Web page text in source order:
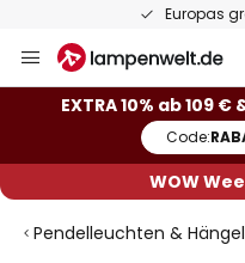
Europas
Inhalt
springen
EXTRA 10% ab 109 €
Code:
WOW
Pendelleuchten &